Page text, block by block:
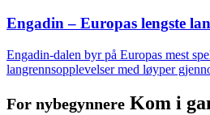
Engadin – Europas lengste
Engadin-dalen byr på Europas mest
langrennsopplevelser med løyper
For nybegynnere Kom i